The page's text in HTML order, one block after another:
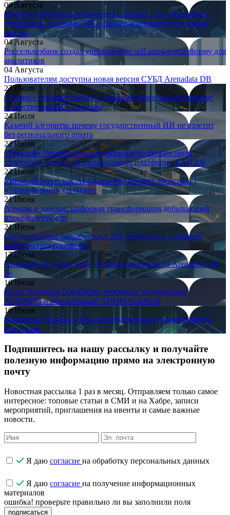
06 Августа
Киберустойчивость начинается с данных: как объединить
управление данными, ИБ и бизнес-архитектуру в единый
контур
04 Августа
Россельхозбанк создал управляемую self-service-платформу для
аналитиков
04 Августа
Пользователям доступна новая версия СУБД Arenadata DB
27 Июля
«Полюс» ускоряет работу с данными благодаря внедрению
отечественной ИТ-системы
24 Июля
Казачий алгоритм: почему государственный ИИ не взлетит
без регионального опыта
22 Июля
«Росатом» перевёл консолидированную финансовую
отчётность на импортонезависимую платформу КХД 2.0
22 Июля
Умная «Почта»: как AI-алгоритмы меняют логистику
и трансформируют бизнес
21 Июля
Алмазы и данные: цифровая трансформация добывающей
промышленности
21 Июля
Отечественные разработчики ПО переходят к созданию
комплексных платформ
17 Июля
Arenadata запускает курс «Новые возможности Arenadata DB
7»
16 Июля
Релиз Arenadata QuickMarts: резервное копирование
ADQMDB и обновлённый ADQM Notebook
16 Июля
Компании Picodata и Directum подтвердили совместимость
продуктов
Подпишитесь на нашу рассылку и получайте
полезную информацию прямо на электронную
почту
Новостная рассылка 1 раз в месяц. Отправляем только самое
интересное: топовые статьи в СМИ и на Хабре, записи
мероприятий, приглашения на ивенты и самые важные
новости.
Я даю согласие на обработку персональных данных
Я даю согласие на получение информационных
материалов
ошибка! проверьте правильно ли вы заполнили поля
подписаться